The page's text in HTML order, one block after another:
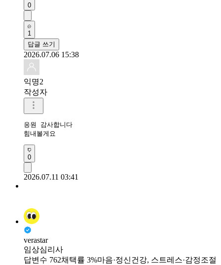
0
1
답글 쓰기
2026.07.06 15:38
익명2
작성자
응원 감사합니다
힘내볼게요
0
2026.07.11 03:41
verastar
임상심리사
답변수 762채택률 3%마음·정신건강, 스트레스·감정조절